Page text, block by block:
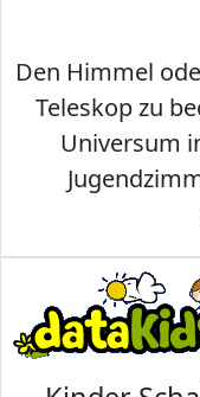
Den Himmel
Teleskop zu
Universum